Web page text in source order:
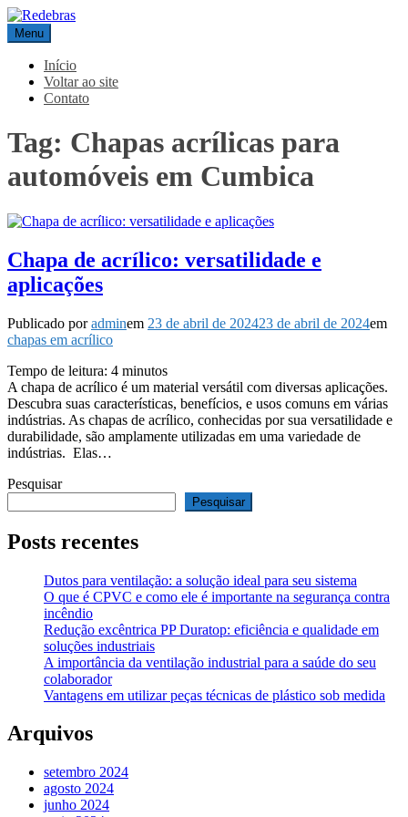
Pular
para
o
conteúdo
Redebras
Menu
Início
Voltar ao site
Contato
Tag: Chapas acrílicas para
automóveis em Cumbica
Chapa de acrílico: versatilidade e
aplicações
Publicado poradminem 23 de abril de 202423 de abril de 2024em
chapas em acrílico
Tempo de leitura: 4 minutos
A chapa de acrílico é um material versátil com diversas aplicações.
Descubra suas características, benefícios, e usos comuns em várias
indústrias. As chapas de acrílico, conhecidas por sua versatilidade e
durabilidade, são amplamente utilizadas em uma variedade de
indústrias. Elas…
Pesquisar
Pesquisar
Posts recentes
Dutos para ventilação: a solução ideal para seu sistema
O que é CPVC e como ele é importante na segurança contra
incêndio
Redução excêntrica PP Duratop: eficiência e qualidade em
soluções industriais
A importância da ventilação industrial para a saúde do seu
colaborador
Vantagens em utilizar peças técnicas de plástico sob medida
Arquivos
setembro 2024
agosto 2024
junho 2024